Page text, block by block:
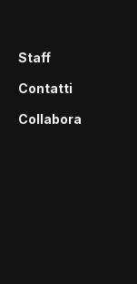
Staff
Contatti
Collabora